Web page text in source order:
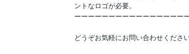
ントなロゴが必要。
ーーーーーーーーーーーーーーーー
どうぞお気軽にお問い合わせくださ